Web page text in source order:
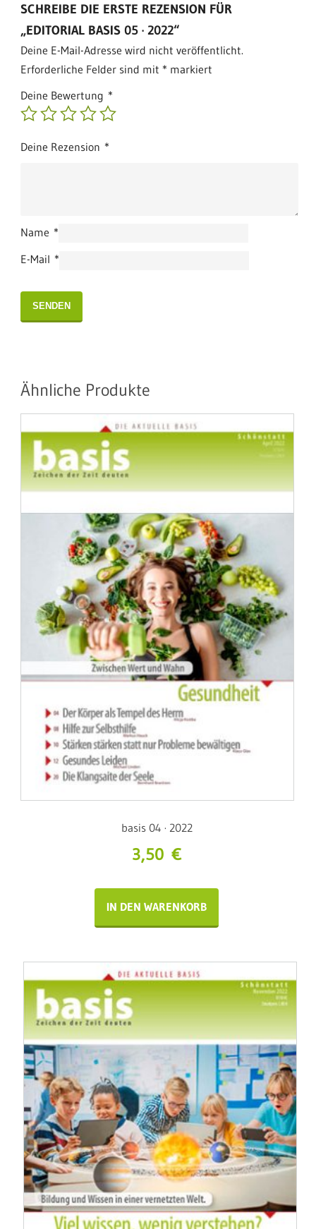
SCHREIBE DIE ERSTE REZENSION FÜR
„EDITORIAL BASIS 05 · 2022“
Deine E-Mail-Adresse wird nicht veröffentlicht.
Erforderliche Felder sind mit * markiert
Deine Bewertung *
Deine Rezension *
Name *
E-Mail *
Ähnliche Produkte
basis 04 · 2022
3,50 €
IN DEN WARENKORB